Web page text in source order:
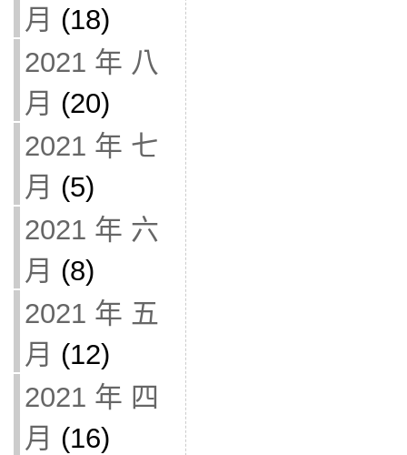
月 (18)
2021 年 八
月 (20)
2021 年 七
月 (5)
2021 年 六
月 (8)
2021 年 五
月 (12)
2021 年 四
月 (16)